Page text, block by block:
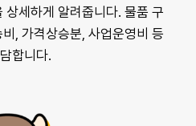
상세하게 알려줍니다. 물품 구
, 가격상승분, 사업운영비 등
합니다.